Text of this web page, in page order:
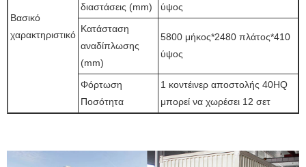
Βασικό
χαρακτηριστικό
διαστάσεις (mm)
ύψος
Κατάσταση
αναδίπλωσης
(mm)
5800 μήκος*2480 πλάτος*410
ύψος
Φόρτωση
Ποσότητα
1 κοντέινερ αποστολής 40HQ
μπορεί να χωρέσει 12 σετ